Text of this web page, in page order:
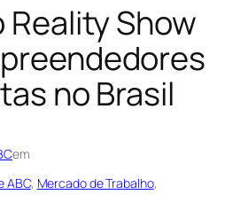
Reality Show
no Brasil
em
ABC, Mercado de Trabalho